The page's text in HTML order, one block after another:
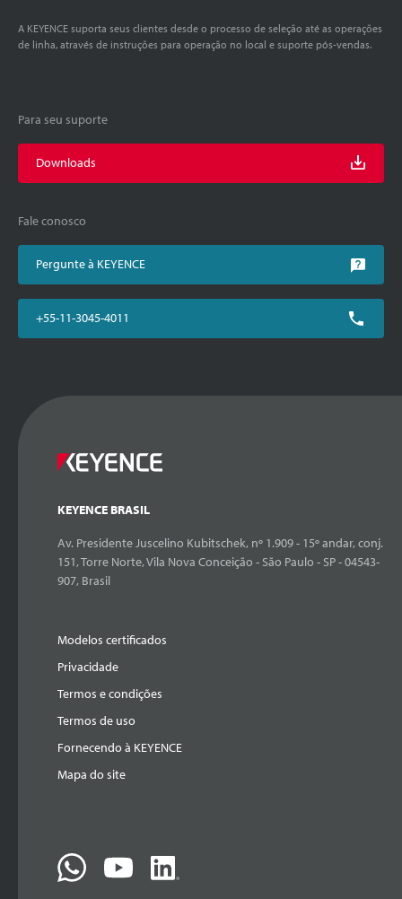
A KEYENCE suporta seus clientes desde o processo de seleção até as operações
de linha, através de instruções para operação no local e suporte pós-vendas.
Para seu suporte
Downloads
Fale conosco
Pergunte à KEYENCE
+55-11-3045-4011
KEYENCE BRASIL
Av. Presidente Juscelino Kubitschek, nº 1.909 - 15º andar, conj.
151, Torre Norte, Vila Nova Conceição - São Paulo - SP - 04543-
907, Brasil
Modelos certificados
Privacidade
Termos e condições
Termos de uso
Fornecendo à KEYENCE
Mapa do site